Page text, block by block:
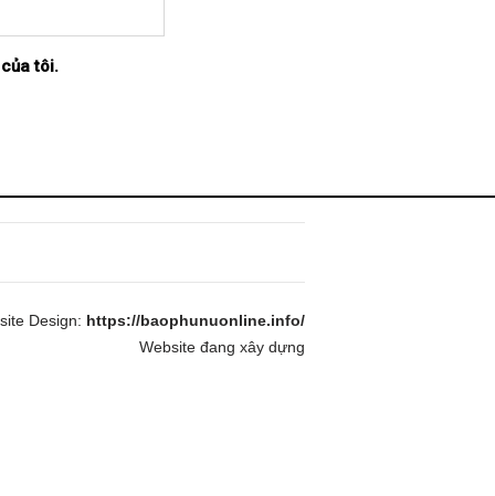
tôi.
Design: https://baophunuonline.info/
Website đang xây dựng